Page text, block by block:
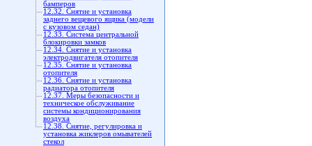
бамперов
12.32. Снятие и установка
заднего вещевого ящика (модели
с кузовом седан)
12.33. Система центральной
блокировки замков
12.34. Снятие и установка
электродвигателя отопителя
12.35. Снятие и установка
отопителя
12.36. Снятие и установка
радиатора отопителя
12.37. Меры безопасности и
техническое обслуживание
системы кондиционирования
воздуха
12.38. Снятие, регулировка и
установка жиклеров омывателей
стекол